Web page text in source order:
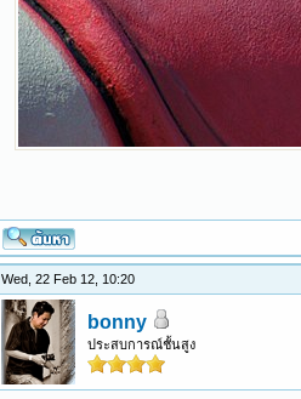
Wed, 22 Feb 12, 10:20
bonny
ประสบการณ์ชั้นสูง